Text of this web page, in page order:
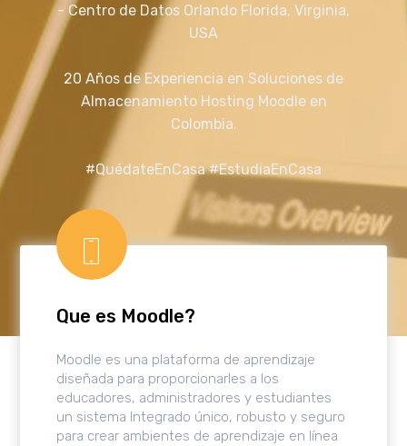
- Centro de Datos Orlando Florida, Virginia,
USA
20 Años de Experiencia en Soluciones de
Almacenamiento Hosting Moodle en
Colombia.
#QuédateEnCasa #EstudiaEnCasa
Que es Moodle?
Moodle es una plataforma de aprendizaje
diseñada para proporcionarles a los
educadores, administradores y estudiantes
un sistema Integrado único, robusto y seguro
para crear ambientes de aprendizaje en línea